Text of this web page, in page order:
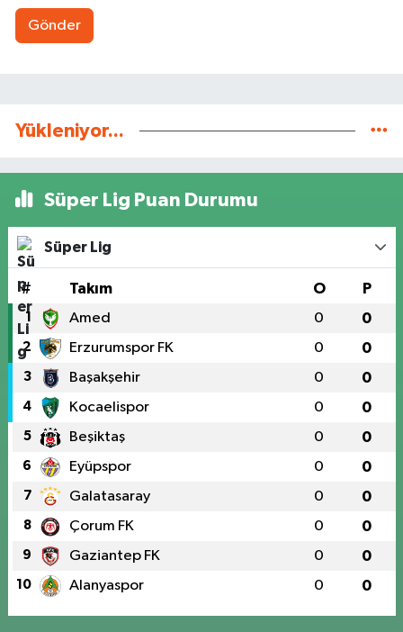
Gönder
Yükleniyor...
Süper Lig Puan Durumu
Süper Lig
# Takım O P
1 Amed 0 0
2 Erzurumspor FK 0 0
3 Başakşehir 0 0
4 Kocaelispor 0 0
5 Beşiktaş 0 0
6 Eyüpspor 0 0
7 Galatasaray 0 0
8 Çorum FK 0 0
9 Gaziantep FK 0 0
10 Alanyaspor 0 0